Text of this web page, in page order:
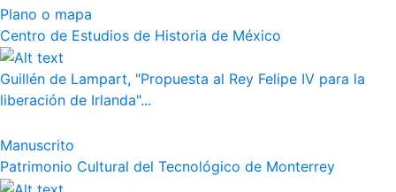
Plano o mapa
Centro de Estudios de Historia de México
Guillén de Lampart, "Propuesta al Rey Felipe IV para la
liberación de Irlanda"...
Manuscrito
Patrimonio Cultural del Tecnológico de Monterrey